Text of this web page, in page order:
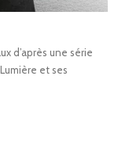
d’après une série
et ses